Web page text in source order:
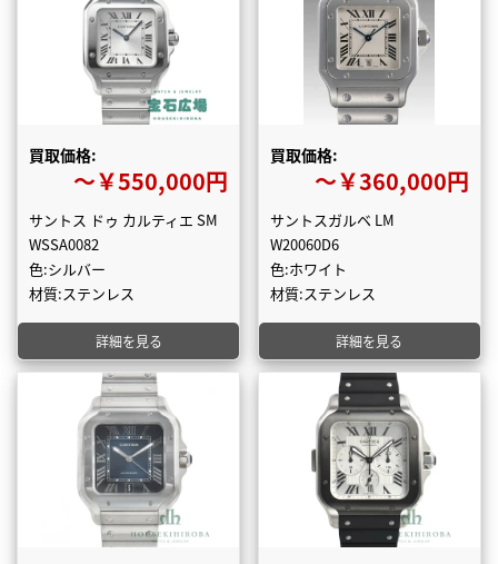
買取価格:
〜￥550,000円
サントス ドゥ カルティエ SM
WSSA0082
色:シルバー
材質:ステンレス
詳細を見る
買取価格:
〜￥360,000円
サントスガルベ LM
W20060D6
色:ホワイト
材質:ステンレス
詳細を見る